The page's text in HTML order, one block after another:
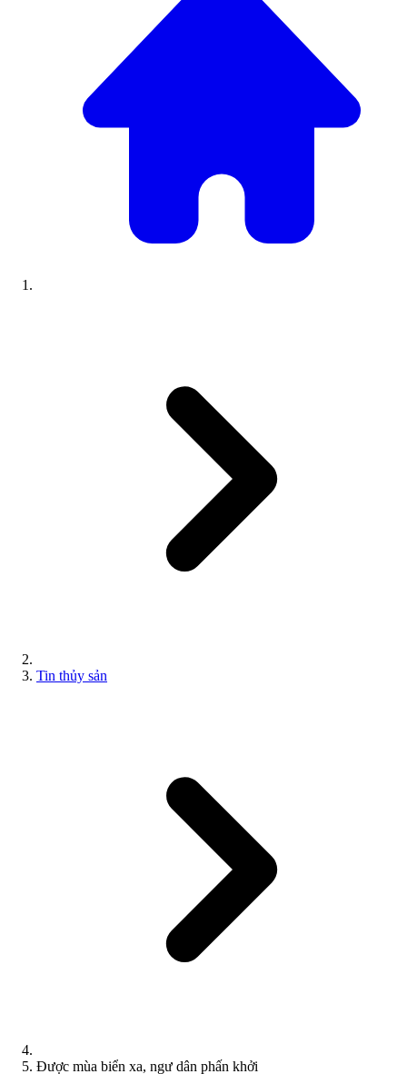
Tin thủy sản
Được mùa biển xa, ngư dân phấn khởi